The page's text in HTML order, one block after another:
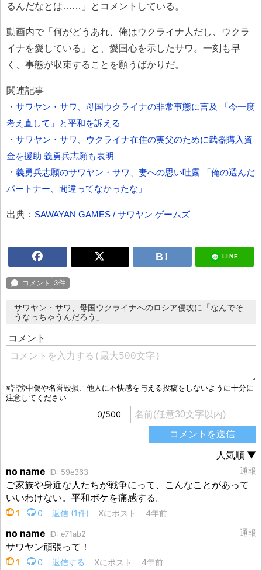
るんだなとは……」とコメントしている。
動画内で「何がどうあれ、俺はウクライナ人だし、ウクラ
イナを愛している」と、愛国心を示したサワ。一刻も早
く、事態が収束することを願うばかりだ。
関連記事
・ サワヤン・サワ、母国ウクライナの非常事態に言及 「今一度
考え直して」と平和を訴える
・ サワヤン・サワ、ウクライナ在住の実父のために武器購入資
金を援助 義勇兵志願も表明
・ 義勇兵志願のサワヤン・サワ、妻への思い吐露 「俺の選んだ
パートナー、間違ってなかったな」
出典： SAWAYAN GAMES / サワヤン ゲームズ
LINE
サワヤン・サワ、母国ウクライナへのロシア侵攻に「なんでそ
うなっちゃうんだろう」